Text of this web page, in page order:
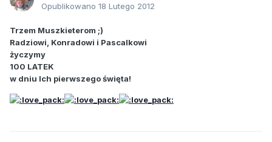
Opublikowano 18 Lutego 2012
Trzem Muszkieterom ;)
Radziowi, Konradowi i Pascalkowi
życzymy
100 LATEK
w dniu Ich pierwszego święta!